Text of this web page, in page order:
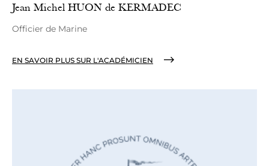
Jean Michel HUON de KERMADEC
Officier de Marine
EN SAVOIR PLUS SUR L'ACADÉMICIEN